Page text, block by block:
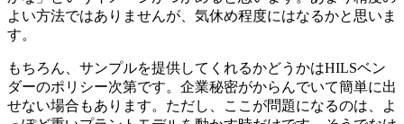
よい方法ではありませんが、気休め程度にはなるかと思いま
す。
もちろん、サンプルを提供してくれるかどうかはHILSベン
ダーのポリシー次第です。企業秘密がからんでいて簡単に出
せない場合もあります。ただし、ここが問題になるのは、よ